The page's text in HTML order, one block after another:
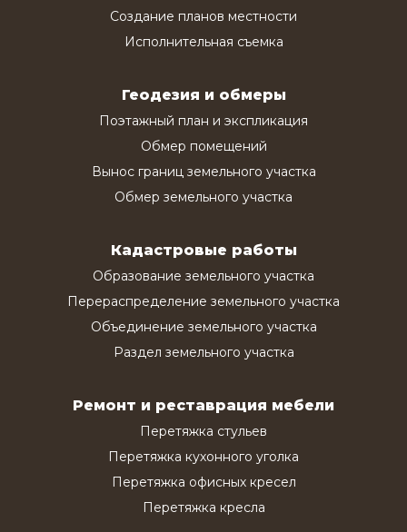
Создание планов местности
Исполнительная съемка
Геодезия и обмеры
Поэтажный план и экспликация
Обмер помещений
Вынос границ земельного участка
Обмер земельного участка
Кадастровые работы
Образование земельного участка
Перераспределение земельного участка
Объединение земельного участка
Раздел земельного участка
Ремонт и реставрация мебели
Перетяжка стульев
Перетяжка кухонного уголка
Перетяжка офисных кресел
Перетяжка кресла